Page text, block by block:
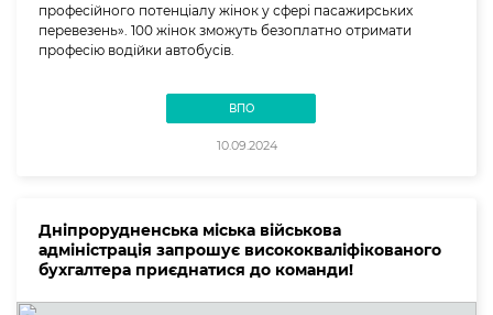
професійного потенціалу жінок у сфері пасажирських
перевезень». 100 жінок зможуть безоплатно отримати
професію водійки автобусів.
ВПО
10.09.2024
Дніпрорудненська міська військова
адміністрація запрошує висококваліфікованого
бухгалтера приєднатися до команди!